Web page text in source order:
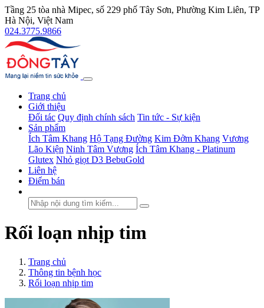
Tầng 25 tòa nhà Mipec, số 229 phố Tây Sơn, Phường Kim Liên, TP
Hà Nội, Việt Nam
024.3775.9866
Trang chủ
Giới thiệu
Đối tác Quy định chính sách Tin tức - Sự kiện
Sản phẩm
Ích Tâm Khang Hộ Tạng Đường Kim Đởm Khang Vương
Lão Kiện Ninh Tâm Vương Ích Tâm Khang - Platinum
Glutex Nhỏ giọt D3 BebuGold
Liên hệ
Điểm bán
Rối loạn nhịp tim
Trang chủ
Thông tin bệnh học
Rối loạn nhịp tim